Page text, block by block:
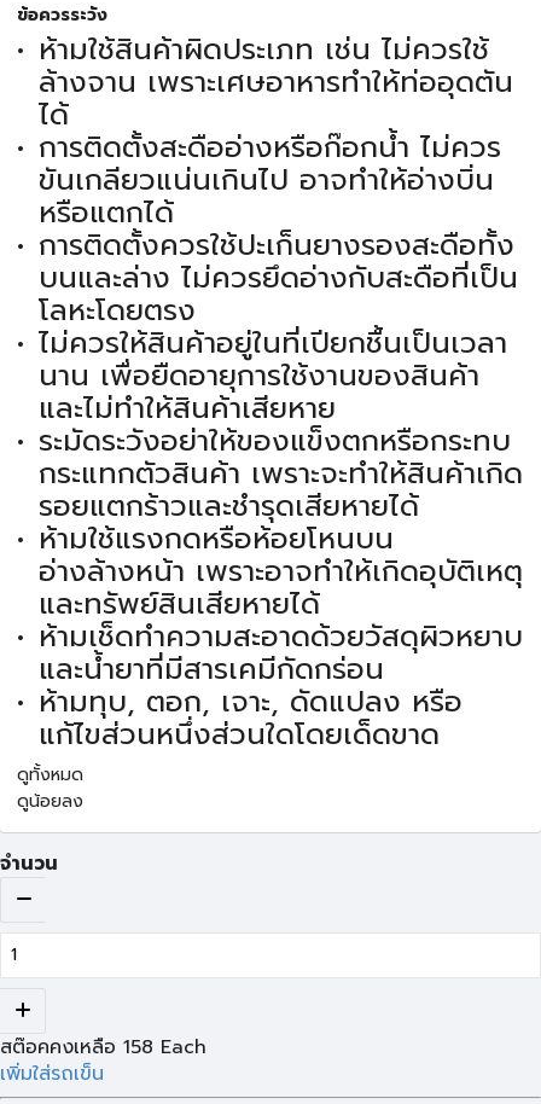
ข้อควรระวัง
ห้ามใช้สินค้าผิดประเภท เช่น ไม่ควรใช้
ล้างจาน เพราะเศษอาหารทำให้ท่ออุดตัน
ได้
การติดตั้งสะดืออ่างหรือก๊อกน้ำ ไม่ควร
ขันเกลียวแน่นเกินไป อาจทำให้อ่างบิ่น
หรือแตกได้
การติดตั้งควรใช้ปะเก็นยางรองสะดือทั้ง
บนและล่าง ไม่ควรยึดอ่างกับสะดือที่เป็น
โลหะโดยตรง
ไม่ควรให้สินค้าอยู่ในที่เปียกชื้นเป็นเวลา
นาน เพื่อยืดอายุการใช้งานของสินค้า
และไม่ทำให้สินค้าเสียหาย
ระมัดระวังอย่าให้ของแข็งตกหรือกระทบ
กระแทกตัวสินค้า เพราะจะทำให้สินค้าเกิด
รอยแตกร้าวและชำรุดเสียหายได้
ห้ามใช้แรงกดหรือห้อยโหนบน
อ่างล้างหน้า เพราะอาจทำให้เกิดอุบัติเหตุ
และทรัพย์สินเสียหายได้
ห้ามเช็ดทำความสะอาดด้วยวัสดุผิวหยาบ
และน้ำยาที่มีสารเคมีกัดกร่อน
ห้ามทุบ, ตอก, เจาะ, ดัดแปลง หรือ
แก้ไขส่วนหนึ่งส่วนใดโดยเด็ดขาด
ดูทั้งหมด
ดูน้อยลง
จำนวน
สต๊อคคงเหลือ 158 Each
เพิ่มใส่รถเข็น